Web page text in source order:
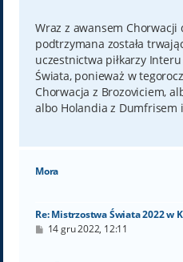
t
Wraz z awansem Chorwacji
podtrzymana została
uczestnictwa piłkarzy
Świata, ponieważ w
Chorwacja z Brozoviciem,
albo Holandia z Dumfrisem
Mora
Re: Mistrzostwa Świata 2022 w
P14 gru 2022, 12:11